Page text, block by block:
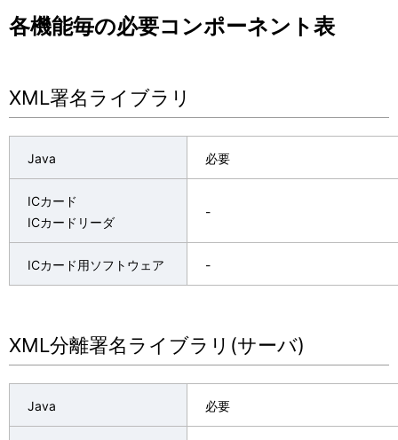
各機能毎の必要コンポーネント表
XML署名ライブラリ
Java 必要
ICカード
ICカードリーダ
-
ICカード用ソフトウェア -
XML分離署名ライブラリ(サーバ)
Java 必要